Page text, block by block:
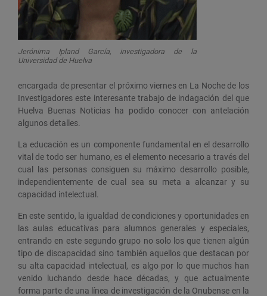
Jerónima Ipland García, investigadora de la
Universidad de Huelva
encargada de presentar el próximo viernes en La Noche de los
Investigadores este interesante trabajo de indagación del que
Huelva Buenas Noticias ha podido conocer con antelación
algunos detalles.
La educación es un componente fundamental en el desarrollo
vital de todo ser humano, es el elemento necesario a través del
cual las personas consiguen su máximo desarrollo posible,
independientemente de cual sea su meta a alcanzar y su
capacidad intelectual.
En este sentido, la igualdad de condiciones y oportunidades en
las aulas educativas para alumnos generales y especiales,
entrando en este segundo grupo no solo los que tienen algún
tipo de discapacidad sino también aquellos que destacan por
su alta capacidad intelectual, es algo por lo que muchos han
venido luchando desde hace décadas, y que actualmente
forma parte de una línea de investigación de la Onubense en la